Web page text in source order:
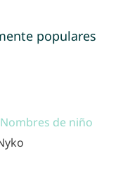
populares
Nombres de niño